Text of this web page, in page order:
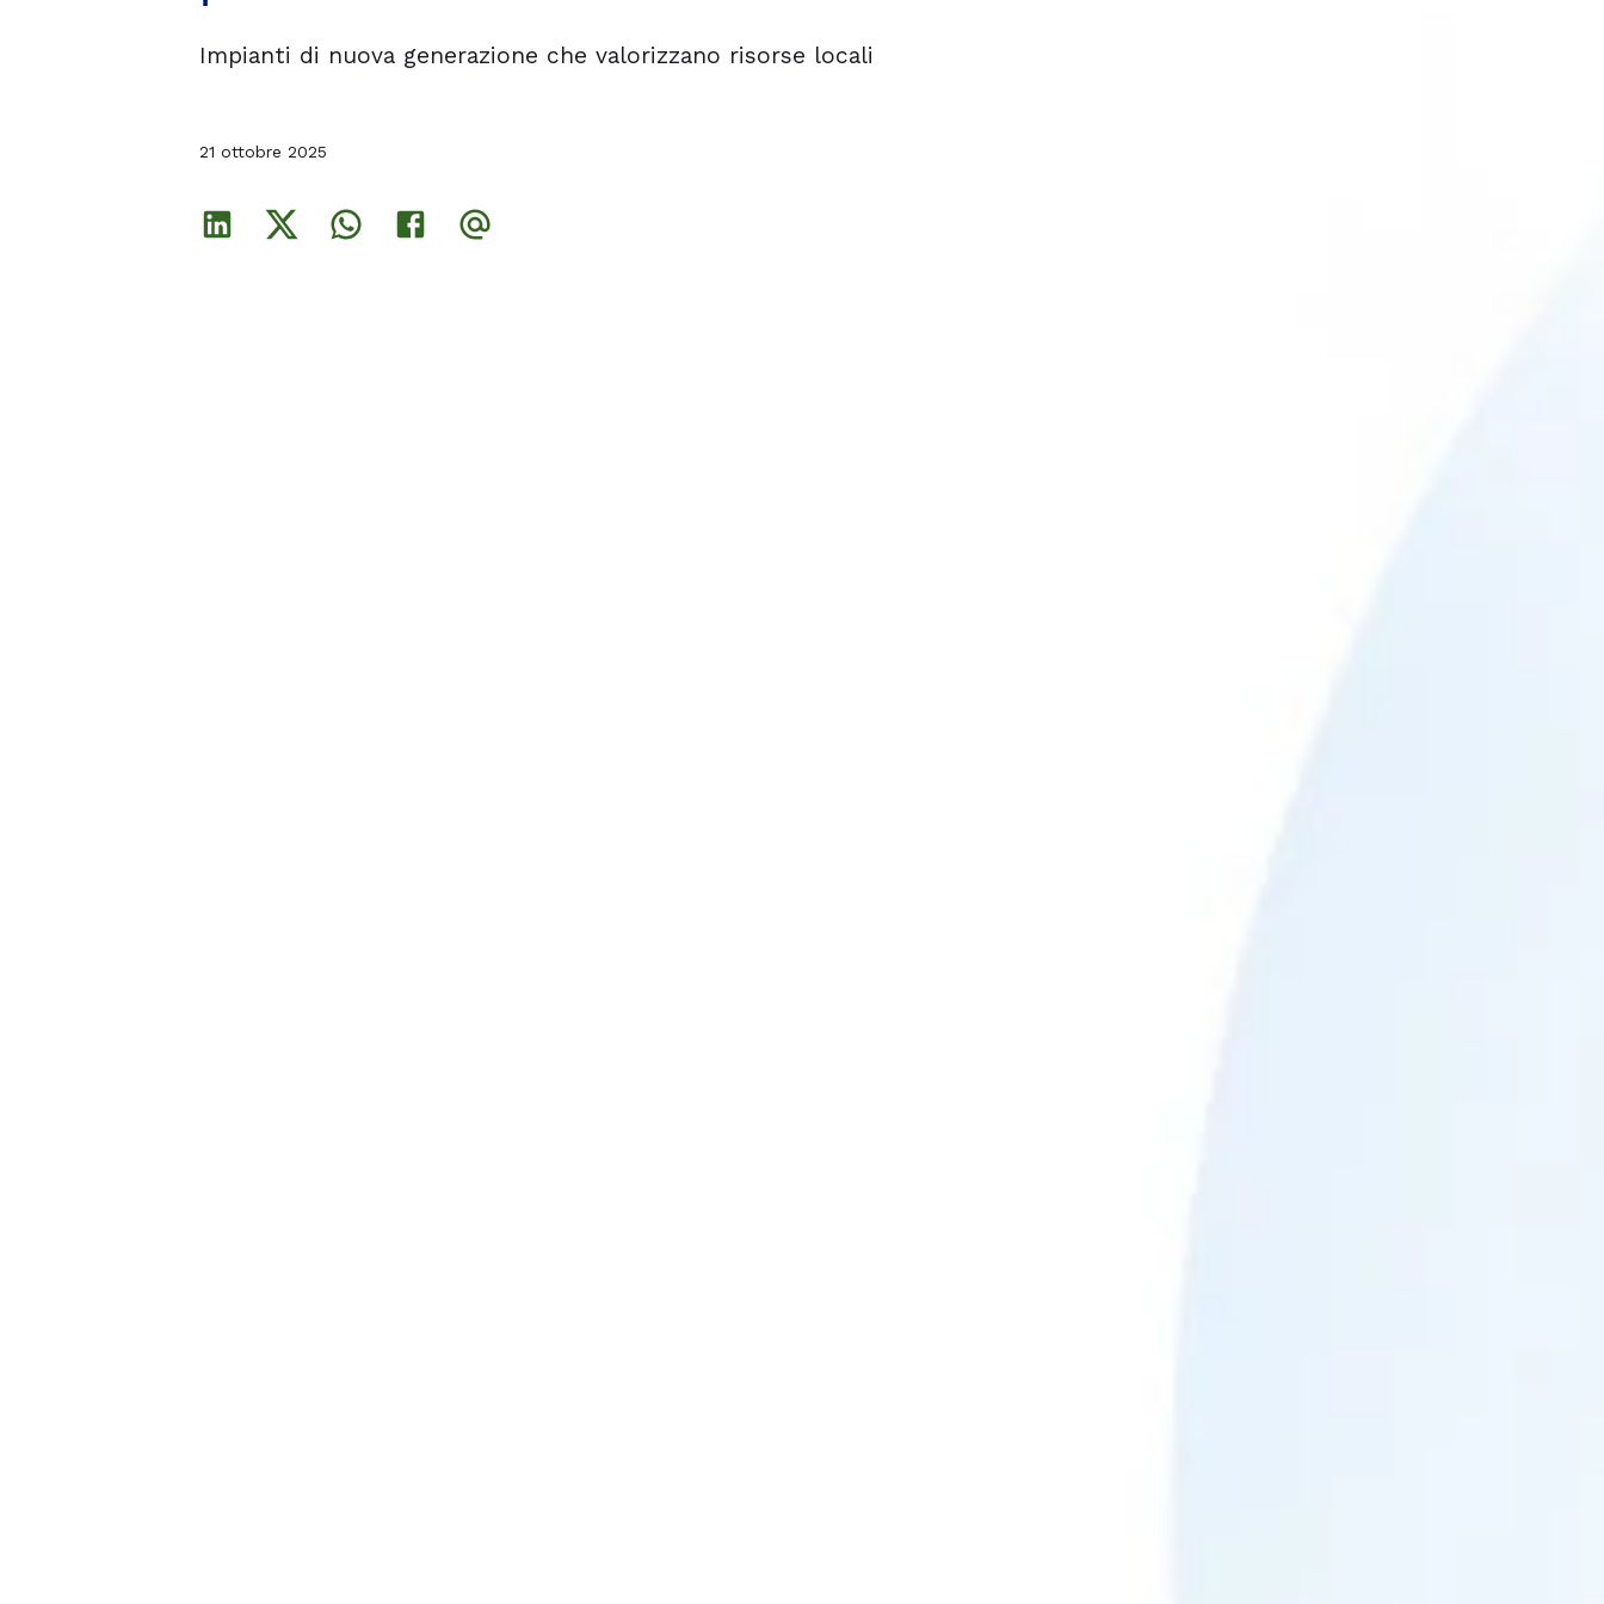
Impianti di nuova generazione che valorizzano risorse locali
21 ottobre 2025
Impianti di nuova generazione che valorizzano risorse locali
21 ottobre 2025
Impianti di nuova generazione che valorizzano risorse locali
21 ottobre 2025